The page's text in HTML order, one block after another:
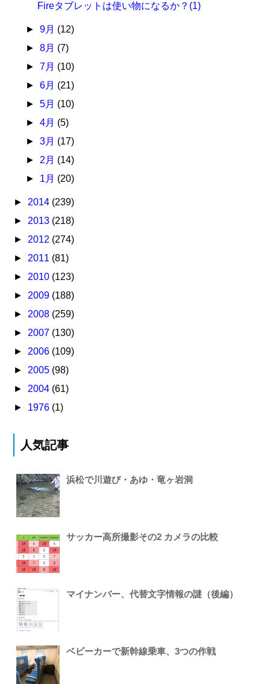
Fireタブレットは使い物になるか？(1)
► 9月 (12)
► 8月 (7)
► 7月 (10)
► 6月 (21)
► 5月 (10)
► 4月 (5)
► 3月 (17)
► 2月 (14)
► 1月 (20)
► 2014 (239)
► 2013 (218)
► 2012 (274)
► 2011 (81)
► 2010 (123)
► 2009 (188)
► 2008 (259)
► 2007 (130)
► 2006 (109)
► 2005 (98)
► 2004 (61)
► 1976 (1)
人気記事
浜松で川遊び・あゆ・竜ヶ岩洞
サッカー高所撮影その2 カメラの比較
マイナンバー、代替文字情報の謎（後編）
ベビーカーで新幹線乗車、3つの作戦